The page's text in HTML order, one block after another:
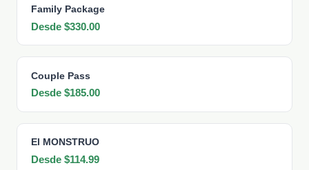
Family Package
Desde $330.00
Couple Pass
Desde $185.00
El MONSTRUO
Desde $114.99